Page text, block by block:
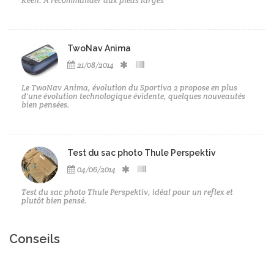
TwoNav Anima
21/08/2014
Le TwoNav Anima, évolution du Sportiva 2 propose en plus
d'une évolution technologique évidente, quelques nouveautés
bien pensées.
Test du sac photo Thule Perspektiv
04/06/2014
Test du sac photo Thule Perspektiv, idéal pour un reflex et
plutôt bien pensé.
Conseils